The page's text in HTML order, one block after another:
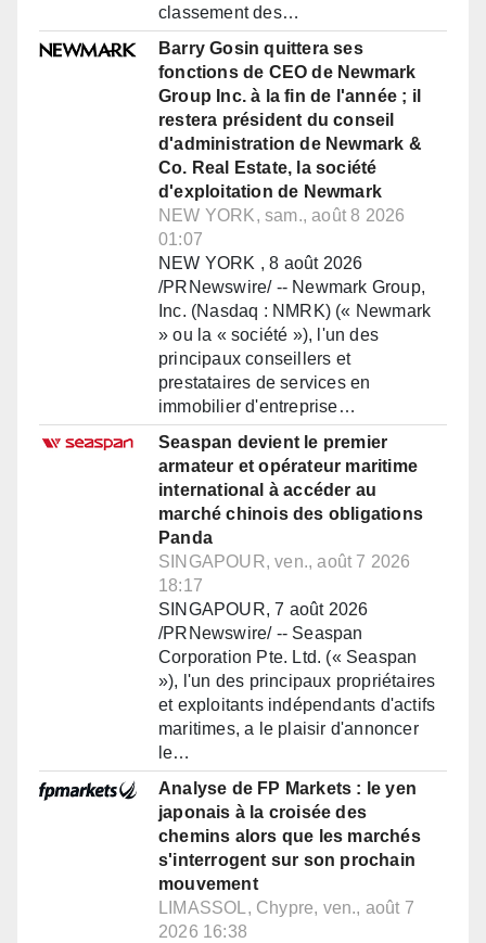
classement des…
Barry Gosin quittera ses
fonctions de CEO de Newmark
Group Inc. à la fin de l'année ; il
restera président du conseil
d'administration de Newmark &
Co. Real Estate, la société
d'exploitation de Newmark
NEW YORK, sam., août 8 2026
01:07
NEW YORK , 8 août 2026
/PRNewswire/ -- Newmark Group,
Inc. (Nasdaq : NMRK) (« Newmark
» ou la « société »), l'un des
principaux conseillers et
prestataires de services en
immobilier d'entreprise…
Seaspan devient le premier
armateur et opérateur maritime
international à accéder au
marché chinois des obligations
Panda
SINGAPOUR, ven., août 7 2026
18:17
SINGAPOUR, 7 août 2026
/PRNewswire/ -- Seaspan
Corporation Pte. Ltd. (« Seaspan
»), l'un des principaux propriétaires
et exploitants indépendants d'actifs
maritimes, a le plaisir d'annoncer
le…
Analyse de FP Markets : le yen
japonais à la croisée des
chemins alors que les marchés
s'interrogent sur son prochain
mouvement
LIMASSOL, Chypre, ven., août 7
2026 16:38